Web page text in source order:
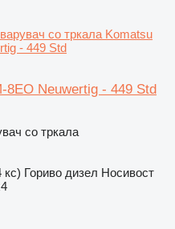
со тркала Komatsu
- 449 Std
8EO Neuwertig - 449 Std
со тркала
кс) Гориво дизел Носивост